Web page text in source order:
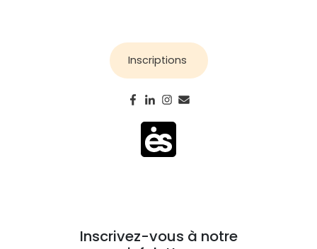
Inscriptions
Inscrivez-vous à notre